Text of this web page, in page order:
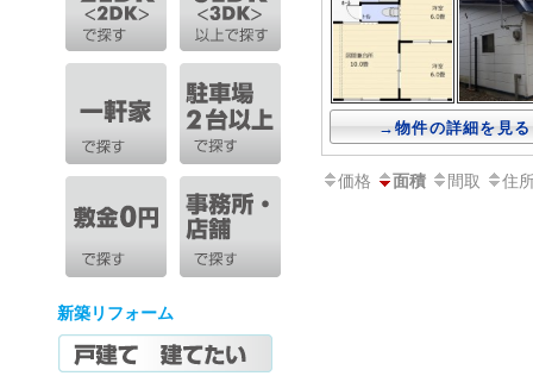
→物件の詳細を見る
価格 面積 間取 住
新築リフォーム